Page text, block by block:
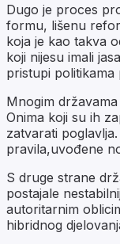
Dugo je proces
formu, lišenu
koja je kao takva
koji nijesu imali
pristupi politikama
Mnogim
Onima koji su ih
zatvarati
pravila,uvođene
S druge strane
postajale
autoritarnim
hibridnog